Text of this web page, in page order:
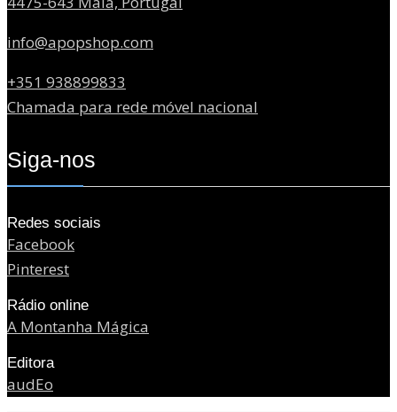
info@apopshop.com
+351 938899833
Chamada para rede móvel nacional
Siga-nos
Redes sociais
Facebook
Pinterest
Rádio online
A Montanha Mágica
Editora
audEo